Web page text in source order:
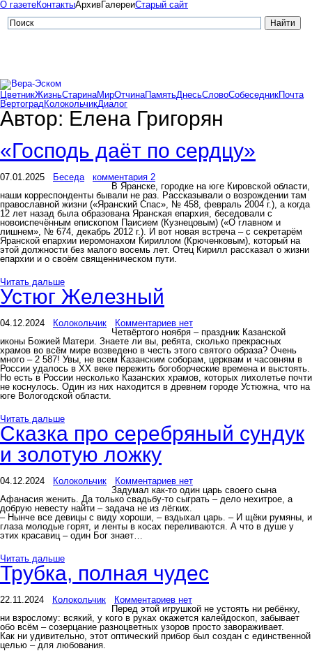
О газетеКонтактыАрхивГалереиСтарый сайт
ЦветникЖизньСтаринаМирОтчинаПамятьДнесьСловоСобеседникПочта
ВертоградКолокольчикДиалог
Автор: Елена Григорян
«Господь даёт по сердцу»
07.01.2025 Беседа
комментария 2
В Яранске, городке на юге Кировской области,
наши корреспонденты бывали не раз. Рассказывали о возрождении там
православной жизни («Яранский Спас», № 458, февраль 2004 г.), а когда
12 лет назад была образована Яранская епархия, беседовали с
новоиспечённым епископом Паисием (Кузнецовым) («О главном и
лишнем», № 674, декабрь 2012 г.). И вот новая встреча – с секретарём
Яранской епархии иеромонахом Кириллом (Крюченковым), который на
этой должности без малого восемь лет. Отец Кирилл рассказал о жизни
епархии и о своём священническом пути.
Читать дальше
Устюг Железный
04.12.2024 Колокольчик
Комментариев нет
Четвёртого ноября – праздник Казанской
иконы Божией Матери. Знаете ли вы, ребята, сколько прекрасных
храмов во всём мире возведено в честь этого святого образа? Очень
много – 2 587! Увы, не всем Казанским соборам, церквам и часовням в
России удалось в XX веке пережить богоборческие времена и выстоять.
Но есть в России несколько Казанских храмов, которых лихолетье почти
не коснулось. Один из них находится в древнем городе Устюжна, что на
юге Вологодской области.
Читать дальше
Сказка про серебряный сундук
и золотую ложку
04.12.2024 Колокольчик
Комментариев нет
Задумал как-то один царь своего сына
Афанасия женить. Да только свадьбу-то сыграть – дело нехитрое, а
добрую невесту найти – задача не из лёгких.
– Нынче все девицы с виду хороши, – вздыхал царь. – И щёки румяны, и
глаза молодые горят, и ленты в косах переливаются. А что в душе у
этих красавиц – один Бог знает…
Читать дальше
Трубка, полная чудес
22.11.2024 Колокольчик
Комментариев нет
Перед этой игрушкой не устоять ни ребёнку,
ни взрослому: всякий, у кого в руках окажется калейдоскоп, забывает
обо всём – созерцание разноцветных узоров просто завораживает.
Как ни удивительно, этот оптический прибор был создан с единственной
целью – для любования.